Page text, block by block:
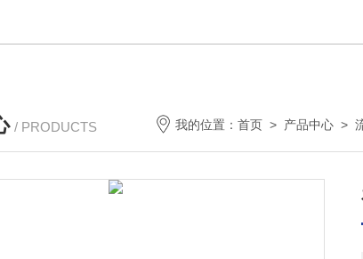
/ PRODUCTS 我的位置： 首页 > 产品中心 >